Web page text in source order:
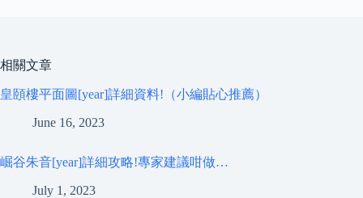
相關文章
皇頤樓平面圖[year]詳細資料!（小編貼心推薦）
June 16, 2023
崛谷朱音[year]詳細攻略!專家建議咁做…
July 1, 2023